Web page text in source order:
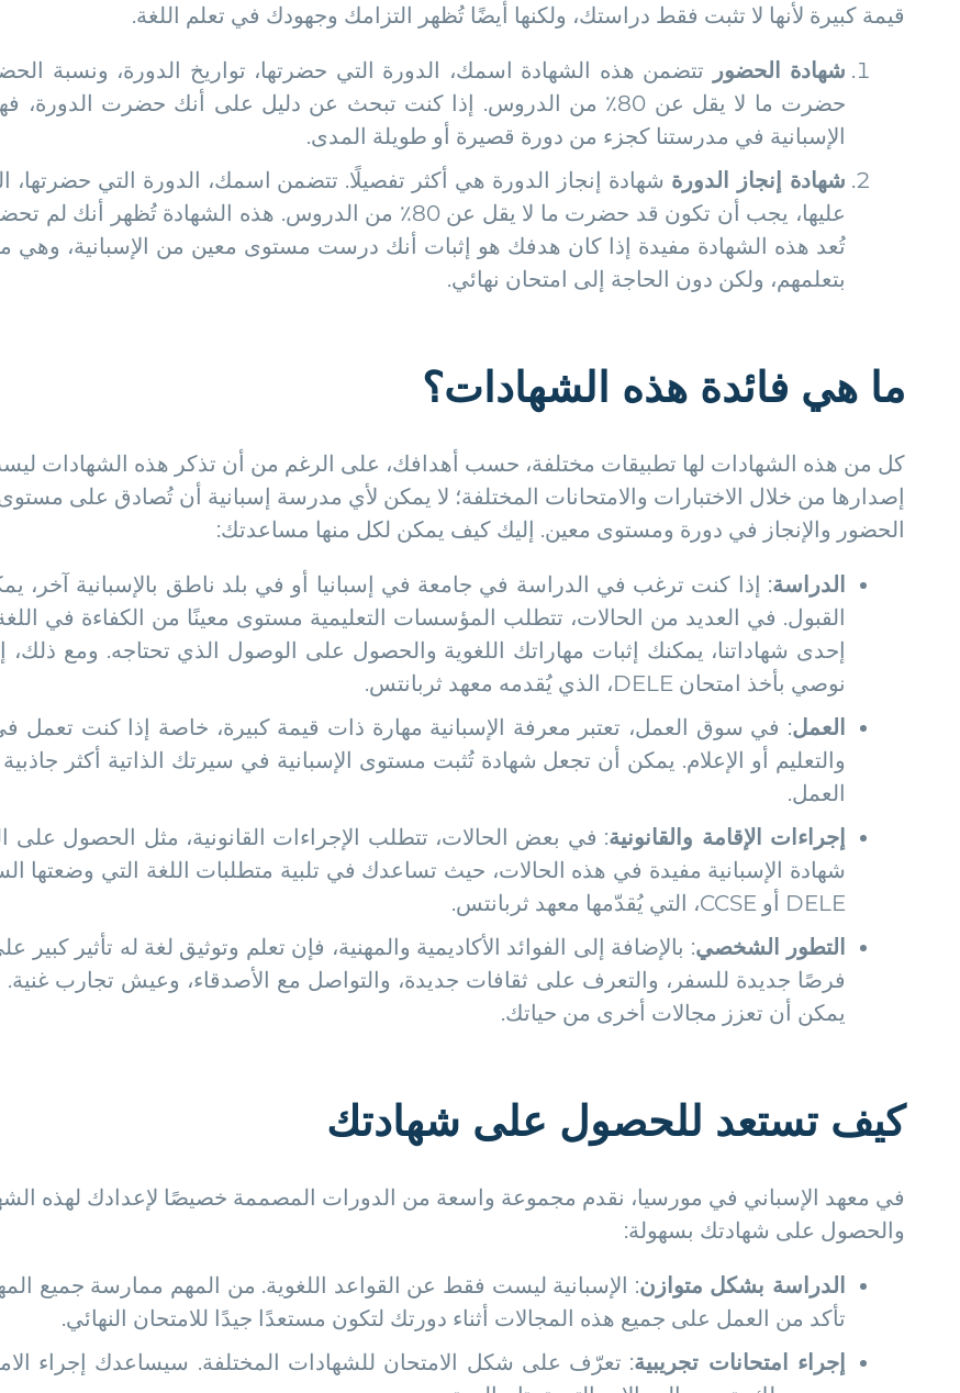
قيمة كبيرة لأنها لا تثبت فقط دراستك، ولكنها أيضًا تُظهر التزامك وجهودك في تعلم اللغة.
شهادة الحضور
تتضمن هذه الشهادة اسمك، الدورة التي حضرتها، تواريخ الدورة، ونسبة
حضرت ما لا يقل عن 80٪ من الدروس. إذا كنت تبحث عن دليل على أنك حضرت
الإسبانية في مدرستنا كجزء من دورة قصيرة أو طويلة المدى.
شهادة إنجاز الدورة شهادة إنجاز الدورة هي أكثر تفصيلًا. تتضمن اسمك، الدورة التي
عليها، يجب أن تكون قد حضرت ما لا يقل عن 80٪ من الدروس. هذه
تُعد هذه الشهادة مفيدة إذا كان هدفك هو إثبات أنك درست مستوى معين من الإسبانية، وهي
بتعلمهم، ولكن دون الحاجة إلى امتحان نهائي.
ما هي فائدة هذه الشهادات؟
كل من هذه الشهادات لها تطبيقات مختلفة، حسب أهدافك، على الرغم من أن تذكر هذه الشهادات
إصدارها من خلال الاختبارات والامتحانات المختلفة؛ لا يمكن لأي مدرسة إسبانية أن تُصادق على مستوى
الحضور والإنجاز في دورة ومستوى معين. إليك كيف يمكن لكل منها مساعدتك:
الدراسة: إذا كنت ترغب في الدراسة في جامعة في إسبانيا أو في بلد ناطق بالإسبانية آخر،
القبول. في العديد من الحالات، تتطلب المؤسسات التعليمية مستوى معينًا من الكفاءة في
إحدى شهاداتنا، يمكنك إثبات مهاراتك اللغوية والحصول على الوصول الذي تحتاجه. ومع ذلك،
نوصي بأخذ امتحان DELE، الذي يُقدمه معهد ثربانتس.
العمل: في سوق العمل، تعتبر معرفة الإسبانية مهارة ذات قيمة كبيرة، خاصة إذا كنت
والتعليم أو الإعلام. يمكن أن تجعل شهادة تُثبت مستوى الإسبانية في سيرتك الذاتية أكثر
العمل.
إجراءات الإقامة والقانونية: في بعض الحالات، تتطلب الإجراءات القانونية، مثل الحصول على
شهادة الإسبانية مفيدة في هذه الحالات، حيث تساعدك في تلبية متطلبات اللغة التي وضعتها
DELE أو CCSE، التي يُقدّمها معهد ثربانتس.
التطور الشخصي: بالإضافة إلى الفوائد الأكاديمية والمهنية، فإن تعلم وتوثيق لغة له تأثير
فرصًا جديدة للسفر، والتعرف على ثقافات جديدة، والتواصل مع الأصدقاء، وعيش تجارب غنية.
يمكن أن تعزز مجالات أخرى من حياتك.
كيف تستعد للحصول على شهادتك
في معهد الإسباني في مورسيا، نقدم مجموعة واسعة من الدورات المصممة خصيصًا لإعدادك لهذه
والحصول على شهادتك بسهولة:
الدراسة بشكل متوازن: الإسبانية ليست فقط عن القواعد اللغوية. من المهم ممارسة جميع
تأكد من العمل على جميع هذه المجالات أثناء دورتك لتكون مستعدًا جيدًا للامتحان النهائي.
إجراء امتحانات تجريبية: تعرّف على شكل الامتحان للشهادات المختلفة. سيساعدك إجراء